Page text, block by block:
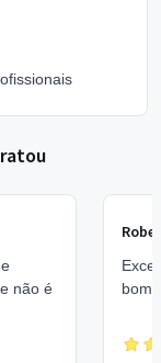
não é
bom